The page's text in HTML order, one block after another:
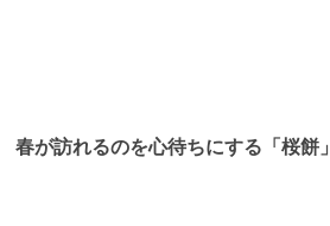
春が訪れるのを心待ちにする「桜餅」